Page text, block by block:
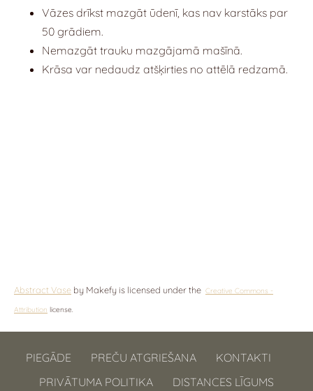
Vāzes drīkst mazgāt ūdenī, kas nav karstāks par
50 grādiem.
Nemazgāt trauku mazgājamā mašīnā.
Krāsa var nedaudz atšķirties no attēlā redzamā.
Abstract Vase by Makefy is licensed under the Creative Commons -
Attribution license.
PIEGĀDE PREČU ATGRIEŠANA
KONTAKTI
PRIVĀTUMA POLITIKA
DISTANCES LĪGUMS